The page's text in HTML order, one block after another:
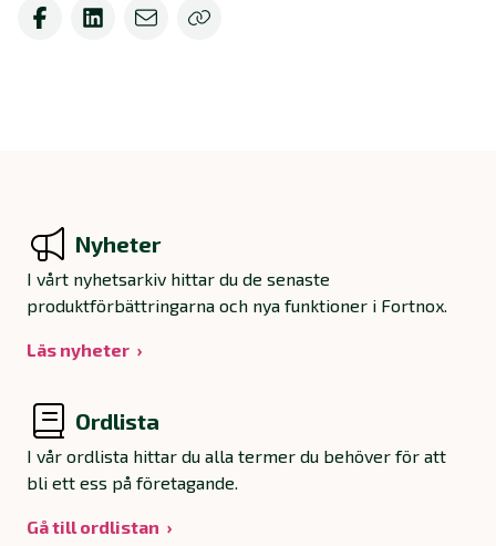
Nyheter
I vårt nyhetsarkiv hittar du de senaste
produktförbättringarna och nya funktioner i Fortnox.
Läs nyheter
Ordlista
I vår ordlista hittar du alla termer du behöver för att
bli ett ess på företagande.
Gå till ordlistan